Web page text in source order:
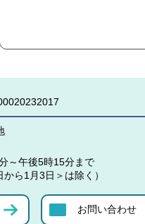
～午後5時15分まで
ら1月3日＞は除く）
お問い合わせ